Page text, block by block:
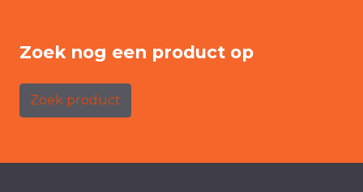
Zoek nog een product op
Zoek product